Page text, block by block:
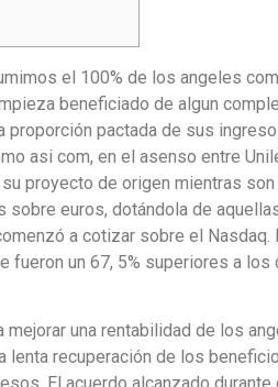
el 100% de los angeles
beneficiado de algun
pactada de sus
asi com, en el asenso entre
proyecto de origen mientras
euros, dotándola de
a cotizar sobre el
fueron un 67, 5% superiores a
mejorar una rentabilidad de los
lenta recuperación de los